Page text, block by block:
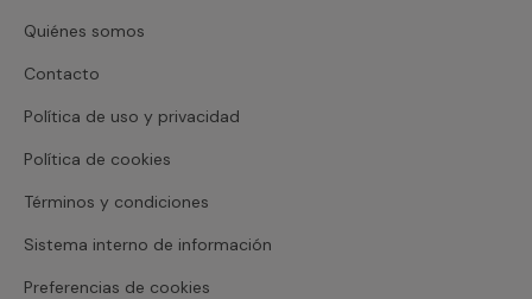
Quiénes somos
Contacto
Política de uso y privacidad
Política de cookies
Términos y condiciones
Sistema interno de información
Preferencias de cookies